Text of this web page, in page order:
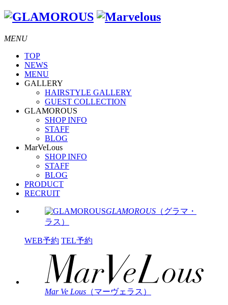
MENU
TOP
NEWS
MENU
GALLERY
HAIRSTYLE GALLERY
GUEST COLLECTION
GLAMOROUS
SHOP INFO
STAFF
BLOG
MarVeLous
SHOP INFO
STAFF
BLOG
PRODUCT
RECRUIT
GLAMOROUS （グラマ・
ラス）
WEB予約 TEL予約
Mar Ve Lous （マーヴェラス）